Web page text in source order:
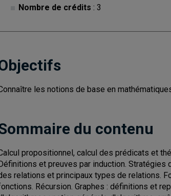
Nombre de crédits : 3
les notions de base en
du contenu
propositionnel, calcul des prédicats et
et preuves par induction.
relations et principaux types de relations.
Récursion. Graphes : définitions et